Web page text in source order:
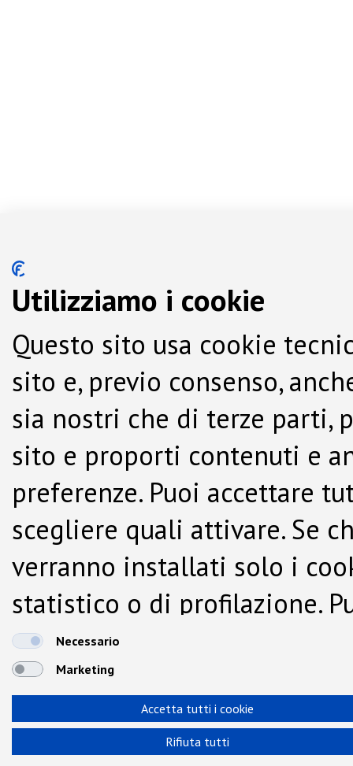
Utilizziamo i cookie
Questo sito usa cookie
sito e, previo consenso,
sia nostri che di terze parti,
sito e proporti contenuti e
preferenze. Puoi accettare
scegliere quali attivare. Se
verranno installati solo i
statistico o di profilazione.
dalla Cookie Policy.
Necessario
Marketing
Accetta tutti i cookie
Rifiuta tutti